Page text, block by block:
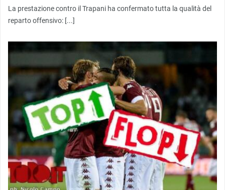
La prestazione contro il Trapani ha confermato tutta la qualità del
reparto offensivo: [...]